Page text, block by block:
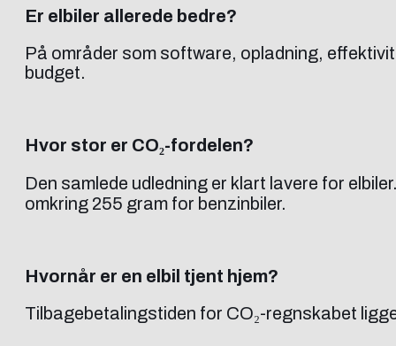
Er elbiler allerede bedre?
På områder som software, opladning,
budget.
Hvor stor er CO₂-fordelen?
Den samlede udledning er klart lavere for
omkring 255 gram for benzinbiler.
Hvornår er en elbil tjent hjem?
Tilbagebetalingstiden for CO₂-regnskabet